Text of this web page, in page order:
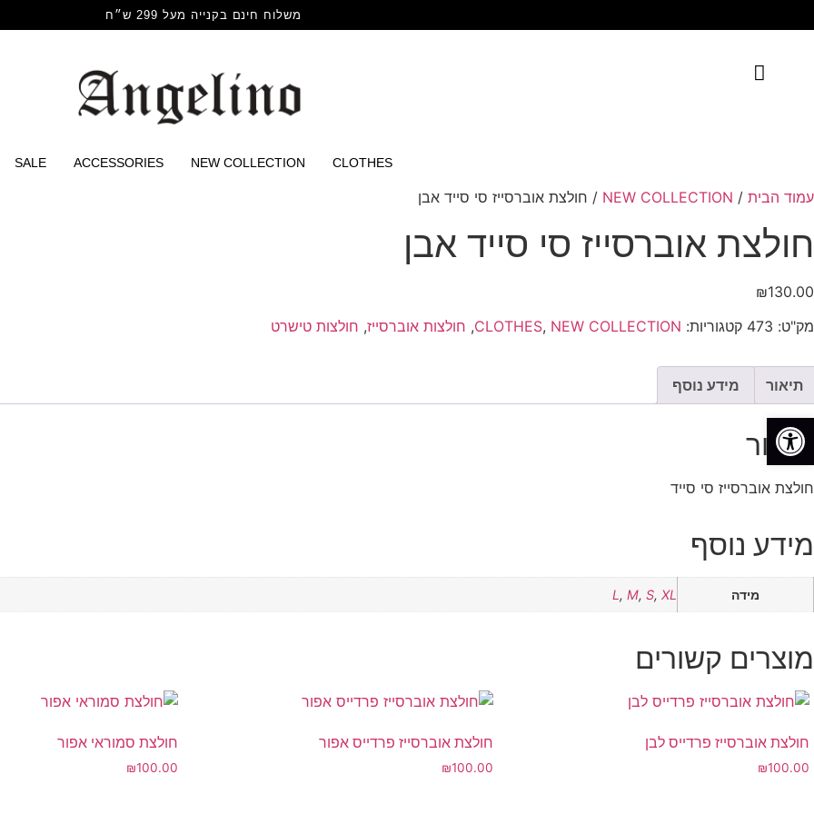
פתח סרגל נגישות
משלוח חינם בקנייה מעל 299 ש״ח
CLOTHES
NEW COLLECTION
ACCESSORIES
SALE
עמוד הבית /
NEW COLLECTION / חולצת אוברסייז סי סייד אבן
חולצת אוברסייז סי סייד אבן
₪130.00
מק"ט: 473 קטגוריות: CLOTHES, NEW COLLECTION
, חולצות אוברסייז, חולצות טישרט
תיאור מידע נוסף
תיאור
חולצת אוברסייז סי סייד
מידע נוסף
מידה L , M, S, XL
מוצרים קשורים
חולצת סמוראי אפור
₪100.00
חולצת אוברסייז פרדייס אפור
₪100.00
חולצת אוברסייז פרדייס לבן
₪100.00